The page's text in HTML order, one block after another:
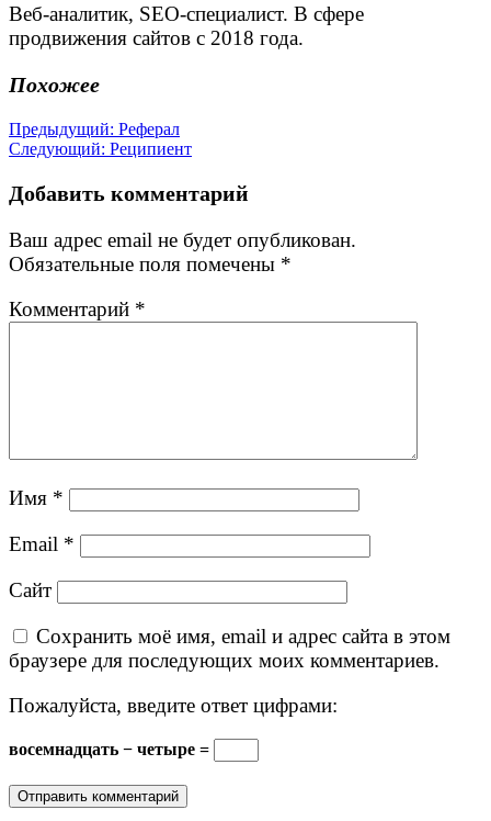
Веб-аналитик, SEO-специалист. В сфере
продвижения сайтов с 2018 года.
Похожее
Навигация
по
записям
Предыдущий: Предыдущая
запись:
Реферал
Следующий: Следующая
Реципиент
Добавить комментарий
Ваш адрес email не будет опубликован.
Обязательные поля помечены *
Комментарий *
Имя *
Email *
Сайт
Сохранить моё имя, email и адрес сайта в этом
браузере для последующих моих комментариев.
Пожалуйста, введите ответ цифрами:
восемнадцать − четыре =